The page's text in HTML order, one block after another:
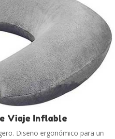
Viaje Inflable
Diseño ergonómico para un